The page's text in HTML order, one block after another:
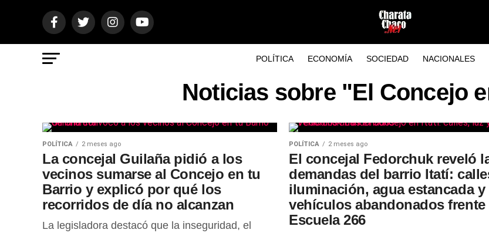
POLÍTICA ECONOMÍA SOCIEDAD NACIONALES
Noticias sobre "El Concejo
POLÍTICA 2 meses ago
La concejal Guilaña pidió a los
vecinos sumarse al Concejo en tu
Barrio y explicó por qué los
recorridos de día no alcanzan
La legisladora destacó que la inseguridad, el
POLÍTICA 2 meses ago
El concejal Fedorchuk reveló
demandas del barrio Itatí:
iluminación, agua estancada y
vehículos abandonados frente
Escuela 266